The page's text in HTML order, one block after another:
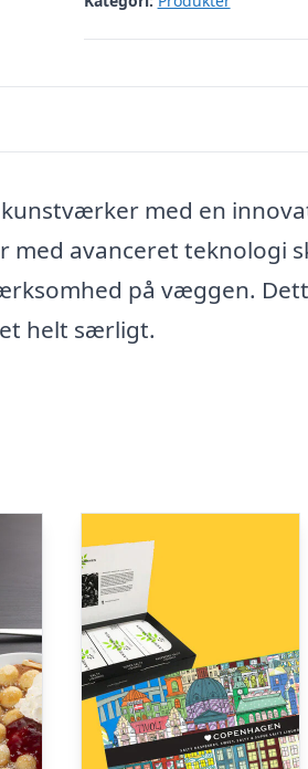
med en
avanceret teknologi
på væggen.
helt særligt.